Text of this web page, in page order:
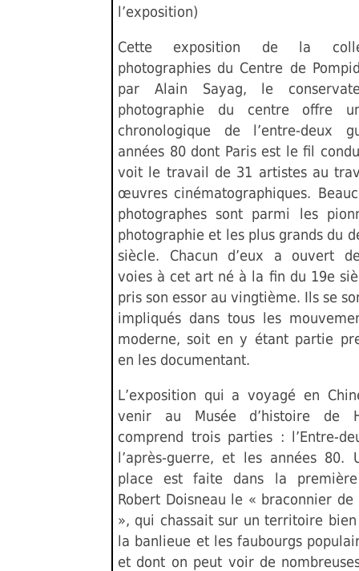
l’exposition)
Cette exposition de la
photographies du Centre de
par Alain Sayag, le
photographie du centre offre
chronologique de l’entre-deux
années 80 dont Paris est le fil
voit le travail de 31 artistes au
œuvres cinématographiques.
photographes sont parmi les
photographie et les plus grands du
siècle. Chacun d’eux a ouvert
voies à cet art né à la fin du 19e
pris son essor au vingtième. Ils se
impliqués dans tous les
moderne, soit en y étant partie
en les documentant.
L’exposition qui a voyagé en
venir au Musée d’histoire de
comprend trois parties : l’Entre-
l’après-guerre, et les années 80.
place est faite dans la
Robert Doisneau le « braconnier de
», qui chassait sur un territoire
la banlieue et les faubourgs
et dont on peut voir de